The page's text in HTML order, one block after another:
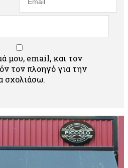
μου, email, και τον
τον πλοηγό για την
σχολιάσω.